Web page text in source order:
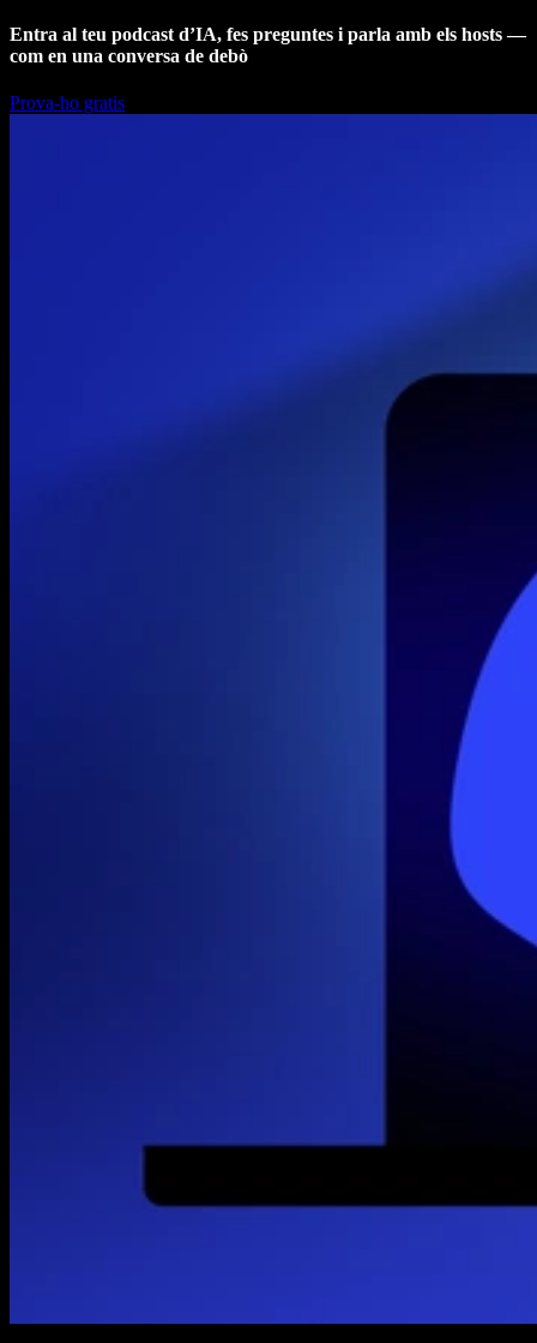
Entra al teu podcast d’IA, fes preguntes i parla amb els hosts —
com en una conversa de debò
Prova-ho gratis